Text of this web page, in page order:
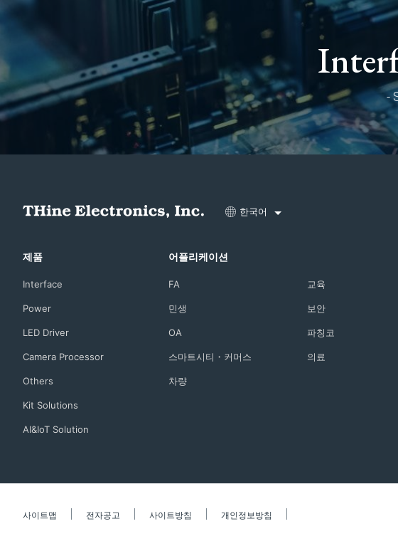
-
한국어
제품
Interface
Power
LED Driver
Camera Processor
Others
Kit Solutions
AI&IoT Solution
어플리케이션
FA 교육
민생 보안
OA 파칭코
스마트시티・커머스 의료
차량
사이트맵 전자공고 사이트방침 개인정보방침